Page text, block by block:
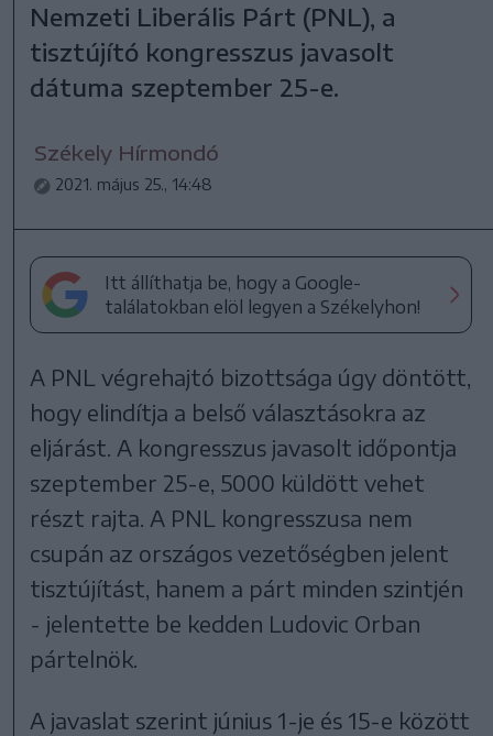
Nemzeti Liberális Párt (PNL), a
tisztújító kongresszus javasolt
dátuma szeptember 25-e.
Székely Hírmondó
2021. május 25., 14:48
Itt állíthatja be, hogy a Google-
találatokban elöl legyen a Székelyhon!
A PNL végrehajtó bizottsága úgy döntött,
hogy elindítja a belső választásokra az
eljárást. A kongresszus javasolt időpontja
szeptember 25-e, 5000 küldött vehet
részt rajta. A PNL kongresszusa nem
csupán az országos vezetőségben jelent
tisztújítást, hanem a párt minden szintjén
- jelentette be kedden Ludovic Orban
pártelnök.
A javaslat szerint június 1-je és 15-e között